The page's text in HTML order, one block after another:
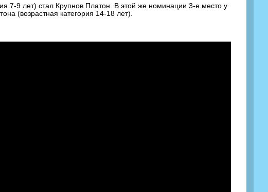
7-9 лет) стал Крупнов Платон. В этой же номинации 3-е место у
(возрастная категория 14-18 лет).